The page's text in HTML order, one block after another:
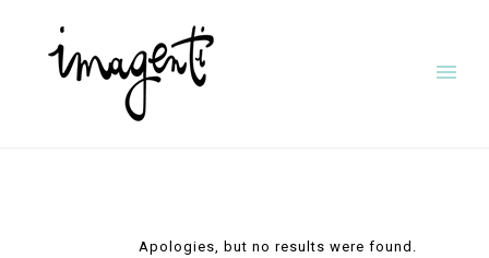
Apologies, but no results were found.